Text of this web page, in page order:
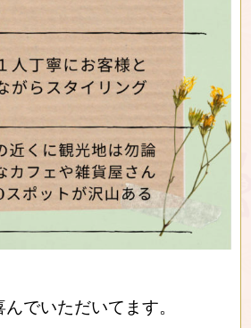
でいただいてます。